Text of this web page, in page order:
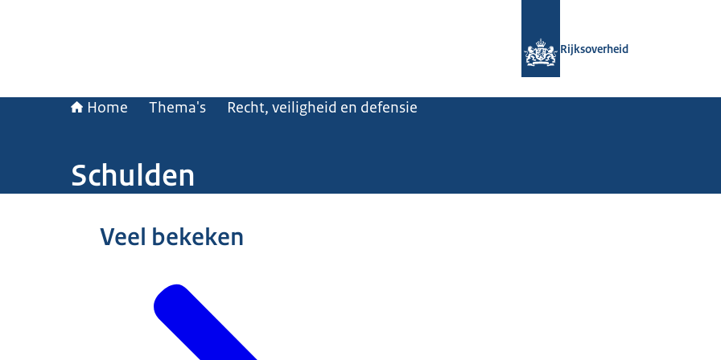
Rijksoverheid
Home Thema's Recht, veiligheid en defensie
Schulden
Veel bekeken